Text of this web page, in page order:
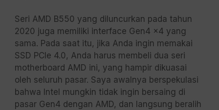
Seri AMD B550 yang diluncurkan pada tahun
2020 juga memiliki interface Gen4 x4 yang
sama. Pada saat itu, jika Anda ingin memakai
SSD PCIe 4.0, Anda harus membeli dua seri
motherboard AMD ini, yang hampir dikuasai
oleh seluruh pasar. Saya awalnya berspekulasi
bahwa Intel mungkin tidak ingin bersaing di
pasar Gen4 dengan AMD, dan langsung beralih